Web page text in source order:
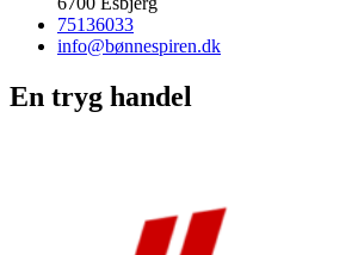
75136033
info@bønnespiren.dk
En tryg handel